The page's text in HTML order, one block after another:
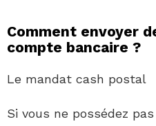
Comment envoyer
compte bancaire ?
Le mandat cash postal
Si vous ne possédez